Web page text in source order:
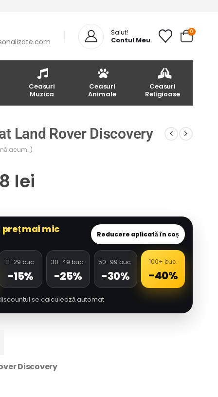
Salut!
Contul Meu
0
Ceasuri
Muzica
Ceasuri
Animale
Ceasuri
Religioase
Land Rover Discovery
acum. )
lei
preț mai mic
Reducere aplicată în coș
11–29 buc.
-15%
30–49 buc.
-25%
50–99 buc.
-30%
100+ buc.
-40%
se calculează automat.
Discovery